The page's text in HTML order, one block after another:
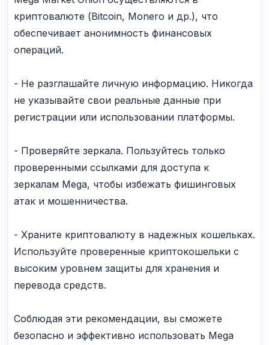
криптовалюте (Bitcoin, Monero и др.), что
обеспечивает анонимность финансовых
операций.
- Не разглашайте личную информацию. Никогда
не указывайте свои реальные данные при
регистрации или использовании платформы.
- Проверяйте зеркала. Пользуйтесь только
проверенными ссылками для доступа к
зеркалам Mega, чтобы избежать фишинговых
атак и мошенничества.
- Храните криптовалюту в надежных кошельках.
Используйте проверенные криптокошельки с
высоким уровнем защиты для хранения и
перевода средств.
Соблюдая эти рекомендации, вы сможете
безопасно и эффективно использовать Mega